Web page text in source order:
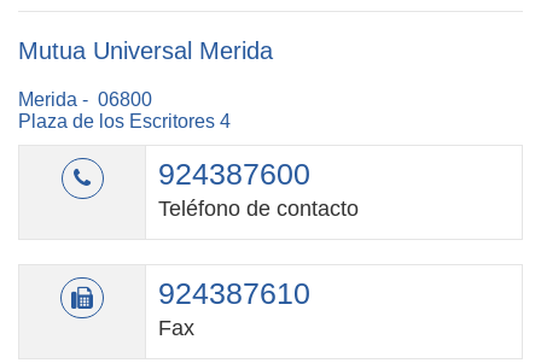
Mutua Universal Merida
Merida - 06800
Plaza de los Escritores 4
924387600
Teléfono de contacto
924387610
Fax